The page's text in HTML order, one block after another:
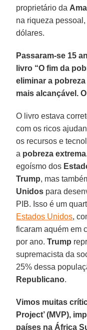
proprietário da
na riqueza
dólares.
Passaram-se 15
livro “O fim da
eliminar a
mais alcançável.
O livro estava
com os ricos
os recursos e
a pobreza extrema
egoísmo dos
Trump, mas
Unidos para
PIB. Isso é um
Estados Unidos,
ficaram aquém em
por ano.Trump
supremacista da
25% dessa
Republicano.
Vimos muitas
Project’ (MVP),
países na África